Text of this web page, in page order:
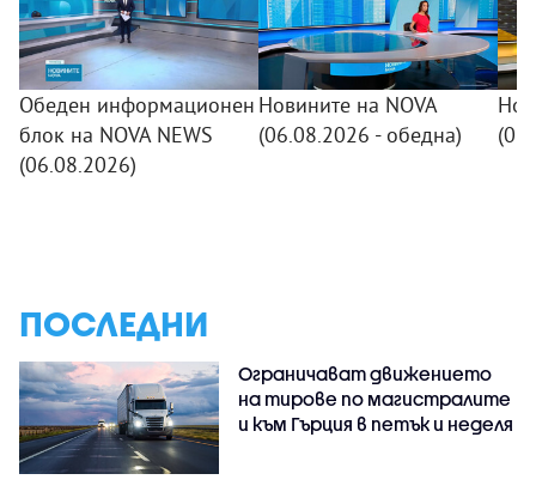
Обеден информационен
блок на NOVA NEWS
(06.08.2026)
Новините на NOVA
(06.08.2026 - обедна)
ПОСЛЕДНИ
Ограничават движението
на тирове по магистралите
и към Гърция в петък и неделя